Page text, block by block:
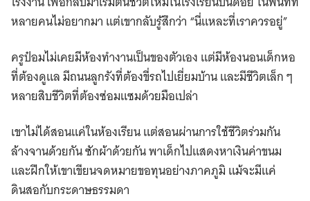
หลายคนไม่อยากมา แต่เขากลับรู้สึกว่า “นี่แหละที่เราควรอยู่”
ครูป๋อมไม่เคยมีห้องทำงานเป็นของตัวเอง แต่มีห้องนอนเด็กหอ
ที่ต้องดูแล มีถนนลูกรังที่ต้องขี่รถไปเยี่ยมบ้าน และมีชีวิตเล็ก ๆ
หลายสิบชีวิตที่ต้องซ่อมแซมด้วยมือเปล่า
เขาไม่ได้สอนแค่ในห้องเรียน แต่สอนผ่านการใช้ชีวิตร่วมกัน
ล้างจานด้วยกัน ซักผ้าด้วยกัน พาเด็กไปแสดงหาเงินค่าขนม
และฝึกให้เขาเขียนจดหมายขอทุนอย่างภาคภูมิ แม้จะมีแค่
ดินสอกับกระดาษธรรมดา